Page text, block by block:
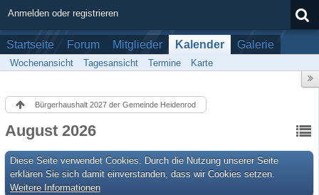
Anmelden oder registrieren
Startseite Forum Mitglieder Kalender Galerie
Wochenansicht Tagesansicht Termine Karte
Bürgerhaushalt 2027 der Gemeinde Heidenrod
August 2026
Diese Seite verwendet Cookies. Durch die Nutzung unserer Seite
erklären Sie sich damit einverstanden, dass wir Cookies setzen.
Weitere Informationen